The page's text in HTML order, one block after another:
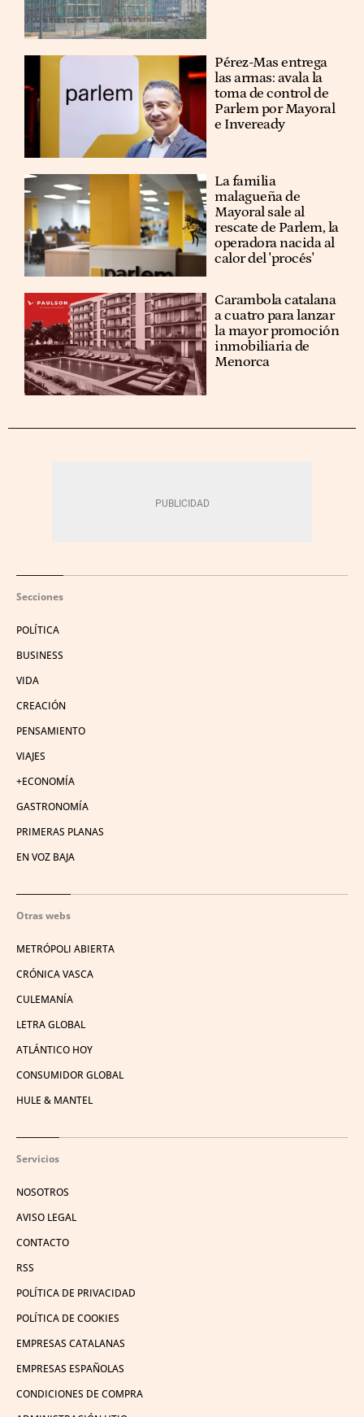
Pérez-Mas entrega
las armas: avala la
toma de control de
Parlem por Mayoral
e Inveready
La familia
malagueña de
Mayoral sale al
rescate de Parlem, la
operadora nacida al
calor del 'procés'
Carambola catalana
a cuatro para lanzar
la mayor promoción
inmobiliaria de
Menorca
Secciones
POLÍTICA
BUSINESS
VIDA
CREACIÓN
PENSAMIENTO
VIAJES
+ECONOMÍA
GASTRONOMÍA
PRIMERAS PLANAS
EN VOZ BAJA
Otras webs
METRÓPOLI ABIERTA
CRÓNICA VASCA
CULEMANÍA
LETRA GLOBAL
ATLÁNTICO HOY
CONSUMIDOR GLOBAL
HULE & MANTEL
Servicios
NOSOTROS
AVISO LEGAL
CONTACTO
RSS
POLÍTICA DE PRIVACIDAD
POLÍTICA DE COOKIES
EMPRESAS CATALANAS
EMPRESAS ESPAÑOLAS
CONDICIONES DE COMPRA